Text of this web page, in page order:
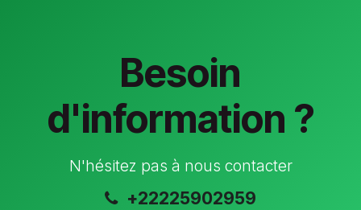
Besoin
d'information ?
N'hésitez pas à nous contacter
+22225902959